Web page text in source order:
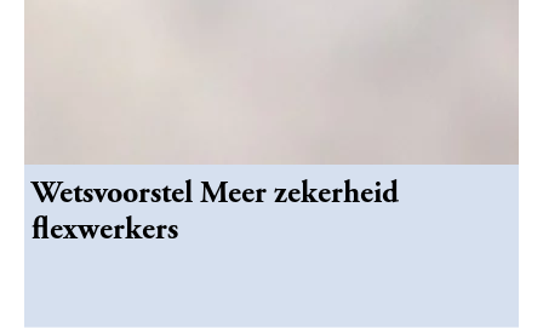
Wetsvoorstel Meer zekerheid
flexwerkers